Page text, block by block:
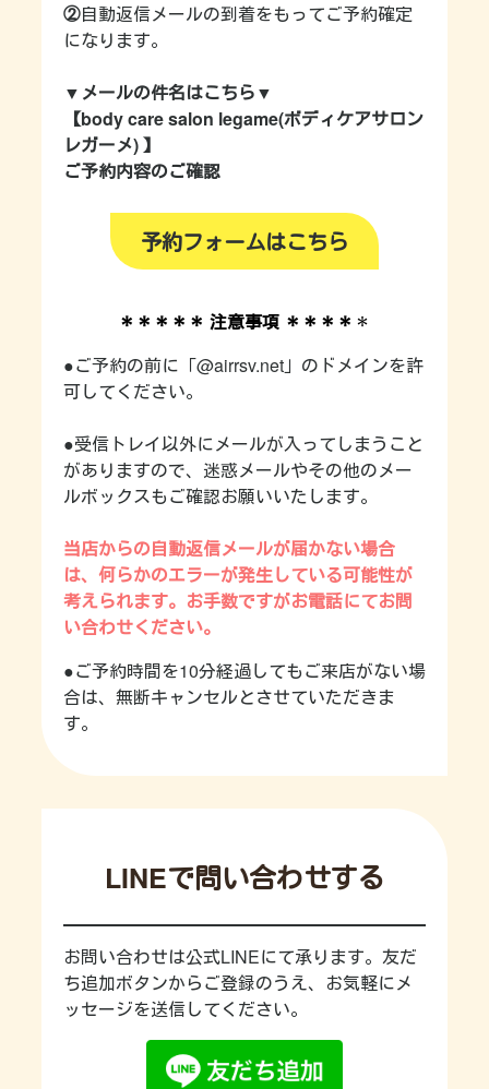
②自動返信メールの到着をもってご予約確定
になります。
▼メールの件名はこちら▼
【body care salon legame(ボディケアサロン
レガーメ) 】
ご予約内容のご確認
予約フォームはこちら
＊＊＊＊＊ 注意事項 ＊＊＊＊ ＊
●ご予約の前に「@airrsv.net」のドメインを許
可してください。
●受信トレイ以外にメールが入ってしまうこと
がありますので、迷惑メールやその他のメー
ルボックスもご確認お願いいたします。
当店からの自動返信メールが届かない場合
は、何らかのエラーが発生している可能性が
考えられます。お手数ですがお電話にてお問
い合わせください。
●ご予約時間を10分経過してもご来店がない場
合は、無断キャンセルとさせていただきま
す。
LINEで問い合わせする
お問い合わせは公式LINEにて承ります。友だ
ち追加ボタンからご登録のうえ、お気軽にメ
ッセージを送信してください。